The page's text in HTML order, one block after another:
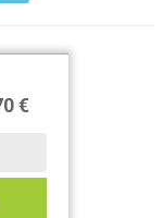
€